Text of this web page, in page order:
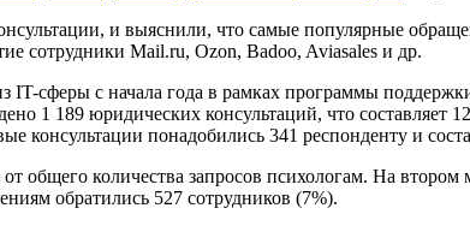
и выяснили, что самые популярные
сотрудники Mail.ru, Ozon, Badoo, Aviasales и др.
IT-сферы с начала года в рамках программы
1 189 юридических консультаций, что составляет
понадобились 341 респонденту и
общего количества запросов психологам. На
обратились 527 сотрудников (7%).